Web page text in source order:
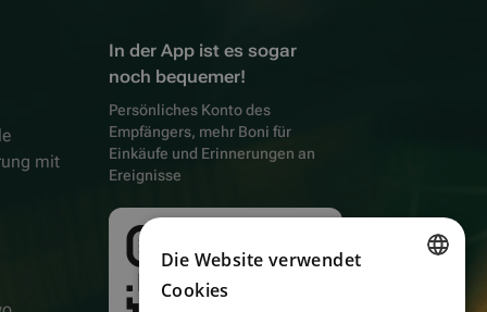
mit
In der App ist es sogar
noch bequemer!
Persönliches Konto des
Empfängers, mehr Boni für
Einkäufe und Erinnerungen an
Ereignisse
Die Website verwendet
Cookies